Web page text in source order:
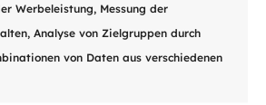
Werbeleistung, Messung der
Analyse von Zielgruppen durch
von Daten aus verschiedenen